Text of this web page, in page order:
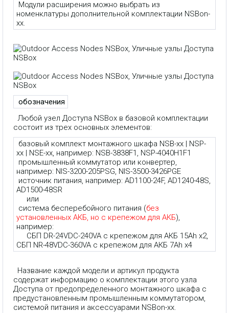
Модули расширения можно выбрать из
номенклатуры дополнительной комплектации NSBon-
xx.
обозначения
Любой узел Доступа NSBox в базовой комплектации
состоит из трех основных элементов:
базовый комплект монтажного шкафа NSB-xx | NSP-
xx | NSE-xx, например: NSB-3838F1, NSP-4040H1F1
промышленный коммутатор или конвертер,
например: NIS-3200-205PSG, NIS-3500-3426PGE
источник питания, например: AD1100-24F, AD1240-48S,
AD1500-48SR
или
система бесперебойного питания (без
установленных АКБ, но с крепежом для АКБ),
например:
СБП DR-24VDC-240VA с крепежом для АКБ 15Ah x2,
СБП NR-48VDC-360VA с крепежом для АКБ 7Ah x4
Название каждой модели и артикул продукта
содержат информацию о комплектации этого узла
Доступа от предопределенного монтажного шкафа с
предустановленным промышленным коммутатором,
системой питания и аксессуарами NSBon-xx.